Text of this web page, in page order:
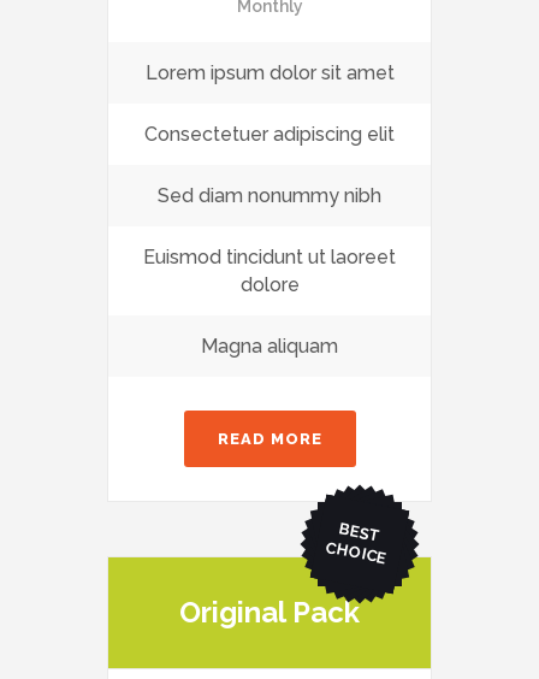
Monthly
Lorem ipsum dolor sit amet
Consectetuer adipiscing elit
Sed diam nonummy nibh
Euismod tincidunt ut laoreet
dolore
Magna aliquam
READ MORE
BEST
CHO
ICE
Original Pack